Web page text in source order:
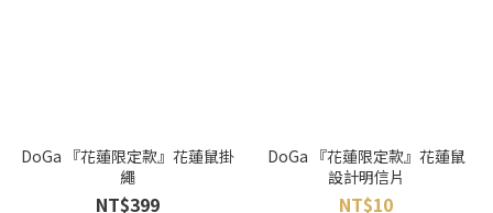
DoGa 『花蓮限定款』花蓮鼠掛
繩
NT$399
DoGa 『花蓮限定款』花蓮鼠
設計明信片
NT$10